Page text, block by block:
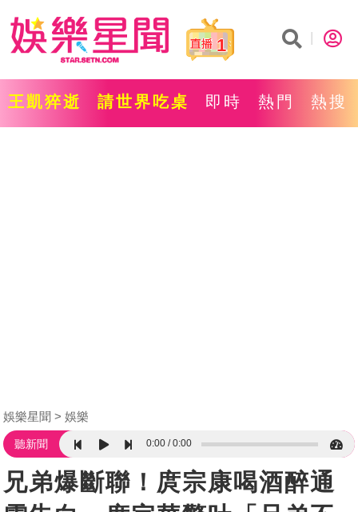
1
王凱猝逝 請世界吃桌 即時 熱門 熱搜
娛樂星聞 娛樂
聽新聞 0:00 0:00
兄弟爆斷聯！庹宗康喝酒醉通